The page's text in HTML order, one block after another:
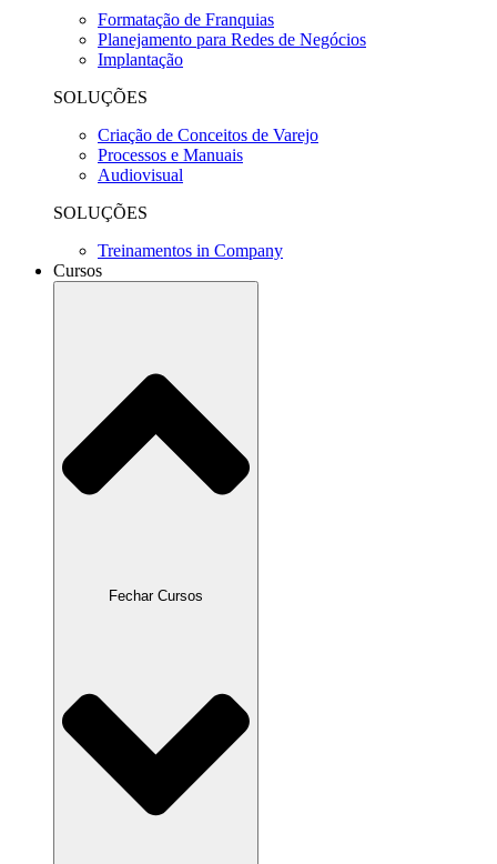
Formatação de Franquias
Planejamento para Redes de Negócios
Implantação
SOLUÇÕES
Criação de Conceitos de Varejo
Processos e Manuais
Audiovisual
SOLUÇÕES
Treinamentos in Company
Cursos
Fechar Cursos